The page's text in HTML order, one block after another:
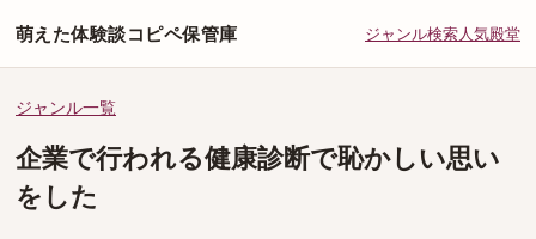
萌えた体験談コピペ保管庫 ジャンル検索人気殿堂
ジャンル一覧
企業で行われる健康診断で恥かしい思い
をした